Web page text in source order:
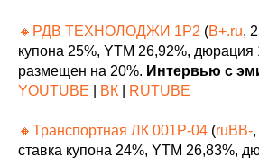
🔸РДВ ТЕХНОЛОДЖИ 1P2 (B+.ru,
купона 25%, YTM 26,92%, дюрация
размещен на 20%. Интервью с
YOUTUBE
ВК RUTUBE
🔸Транспортная ЛК 001P-04 (ruBB-
ставка купона 24%, YTM 26,83%,